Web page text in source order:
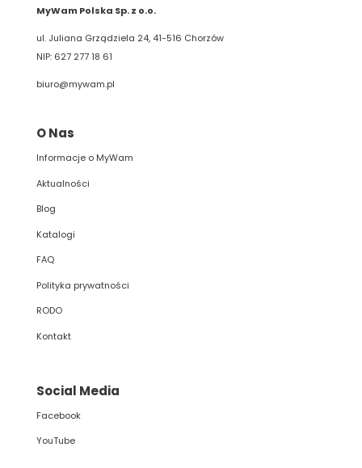
MyWam Polska Sp. z o.o.
ul. Juliana Grządziela 24, 41-516 Chorzów
NIP: 627 277 18 61
biuro@mywam.pl
O Nas
Informacje o MyWam
Aktualności
Blog
Katalogi
FAQ
Polityka prywatności
RODO
Kontakt
Social Media
Facebook
YouTube